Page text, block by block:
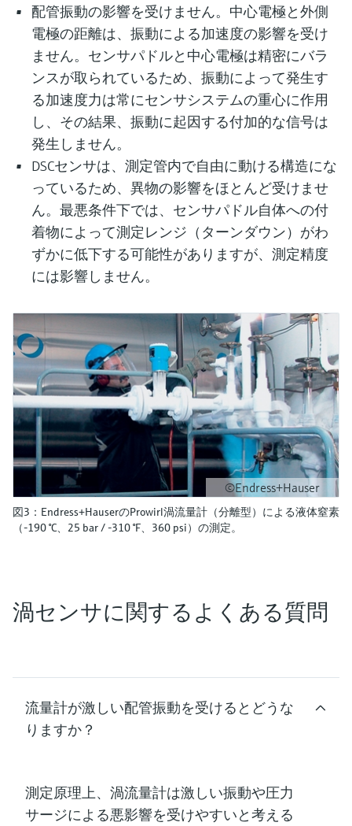
配管振動の影響を受けません。中心電極と外側
電極の距離は、振動による加速度の影響を受け
ません。センサパドルと中心電極は精密にバラ
ンスが取られているため、振動によって発生す
る加速度力は常にセンサシステムの重心に作用
し、その結果、振動に起因する付加的な信号は
発生しません。
DSCセンサは、測定管内で自由に動ける構造にな
っているため、異物の影響をほとんど受けませ
ん。最悪条件下では、センサパドル自体への付
着物によって測定レンジ（ターンダウン）がわ
ずかに低下する可能性がありますが、測定精度
には影響しません。
©Endress+Hauser
図3：Endress+HauserのProwirl渦流量計（分離型）による液体窒素
（-190 °C、25 bar / -310 °F、360 psi）の測定。
渦センサに関するよくある質問
流量計が激しい配管振動を受けるとどうな
りますか？
測定原理上、渦流量計は激しい振動や圧力
サージによる悪影響を受けやすいと考える